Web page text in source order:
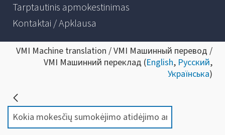
Tarptautinis apmokestinimas
Kontaktai / Apklausa
VMI Machine translation / VMI Машинный перевод /
VMI Машинний переклад (English, Русский,
Українська)